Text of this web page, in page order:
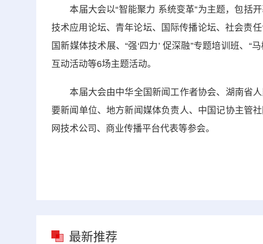
本届大会以“智能聚力 系统变革”为主题，包括开
技术应用论坛、青年论坛、国际传播论坛、社会责
国新媒体技术展、“强‘四力’ 促深融”专题培训班、“
互动活动等6场主题活动。
本届大会由中华全国新闻工作者协会、湖南省人
要新闻单位、地方新闻媒体负责人、中国记协主管
网技术公司、商业传播平台代表等参会。
最新推荐